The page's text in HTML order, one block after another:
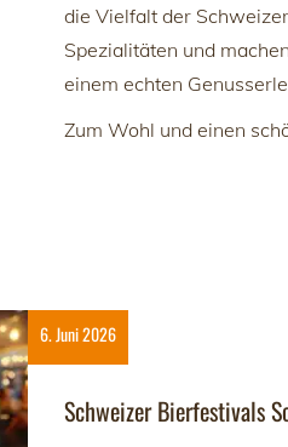
die Vielfalt der
Spezialitäten und
einem echten
Zum Wohl und einen
6. Juni 2026
Schweizer Bierfestivals